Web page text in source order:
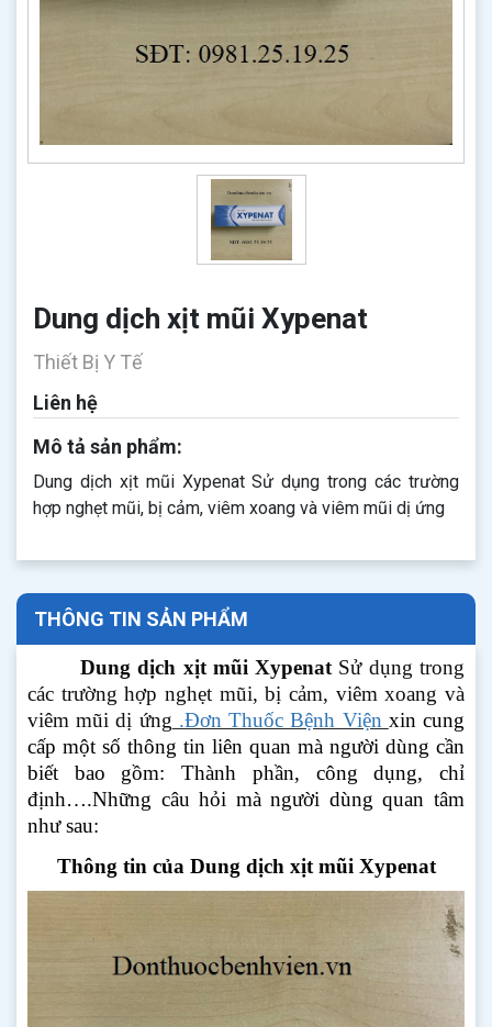
Dung dịch xịt mũi Xypenat
Thiết Bị Y Tế
Liên hệ
Mô tả sản phẩm:
Dung dịch xịt mũi Xypenat Sử dụng trong các trường
hợp nghẹt mũi, bị cảm, viêm xoang và viêm mũi dị ứng
THÔNG TIN SẢN PHẨM
Dung dịch xịt mũi Xypenat Sử dụng trong
các trường hợp nghẹt mũi, bị cảm, viêm xoang và
viêm mũi dị ứng .Đơn Thuốc Bệnh Viện xin cung
cấp một số thông tin liên quan mà người dùng cần
biết bao gồm: Thành phần, công dụng, chỉ
định….Những câu hỏi mà người dùng quan tâm
như sau:
Thông tin của Dung dịch xịt mũi Xypenat